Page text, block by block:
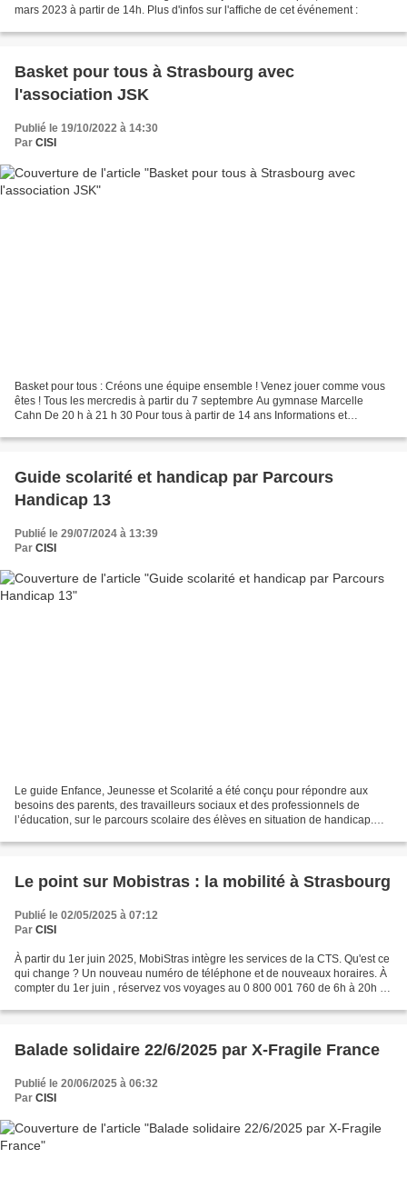
mars 2023 à partir de 14h. Plus d'infos sur l'affiche de cet événement :
Basket pour tous à Strasbourg avec
l'association JSK
Publié le 19/10/2022 à 14:30
Par CISI
Basket pour tous : Créons une équipe ensemble ! Venez jouer comme vous
êtes ! Tous les mercredis à partir du 7 septembre Au gymnase Marcelle
Cahn De 20 h à 21 h 30 Pour tous à partir de 14 ans Informations et
Guide scolarité et handicap par Parcours
Handicap 13
Publié le 29/07/2024 à 13:39
Par CISI
Le guide Enfance, Jeunesse et Scolarité a été conçu pour répondre aux
besoins des parents, des travailleurs sociaux et des professionnels de
l’éducation, sur le parcours scolaire des élèves en situation de handicap.
Le point sur Mobistras : la mobilité à Strasbourg
Publié le 02/05/2025 à 07:12
Par CISI
À partir du 1er juin 2025, MobiStras intègre les services de la CTS. Qu'est ce
qui change ? Un nouveau numéro de téléphone et de nouveaux horaires. À
compter du 1er juin , réservez vos voyages au 0 800 001 760 de 6h à 20h du
Balade solidaire 22/6/2025 par X-Fragile France
Publié le 20/06/2025 à 06:32
Par CISI